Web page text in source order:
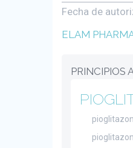
Fecha de
ELAM
PRINCIPIOS